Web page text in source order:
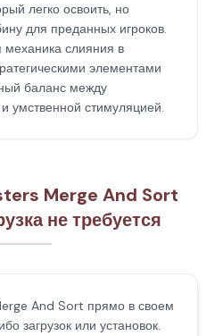
легко освоить, но
для преданных игроков.
слияния в
элементами
баланс между
умственной стимуляцией.
Merge And Sort
не требуется
And Sort прямо в своем
загрузок или установок.